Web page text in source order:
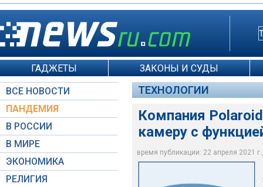
ГАДЖЕТЫ ЗАКОНЫ И СУДЫ
ВСЕ НОВОСТИ
ПАНДЕМИЯ
В РОССИИ
В МИРЕ
ЭКОНОМИКА
РЕЛИГИЯ
ТЕХНОЛОГИИ
Компания
камеру с
время публикации: 22 апреля 2021
Polaroid / YouTube